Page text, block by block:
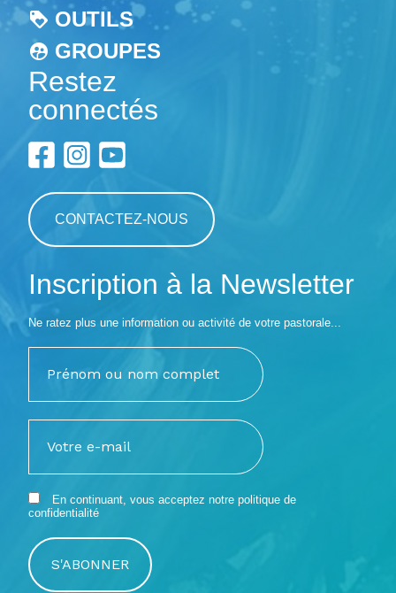
OUTILS
GROUPES
Restez
connectés
CONTACTEZ-NOUS
Inscription à la Newsletter
Ne ratez plus une information ou activité de votre pastorale...
En continuant, vous acceptez notre politique de
confidentialité